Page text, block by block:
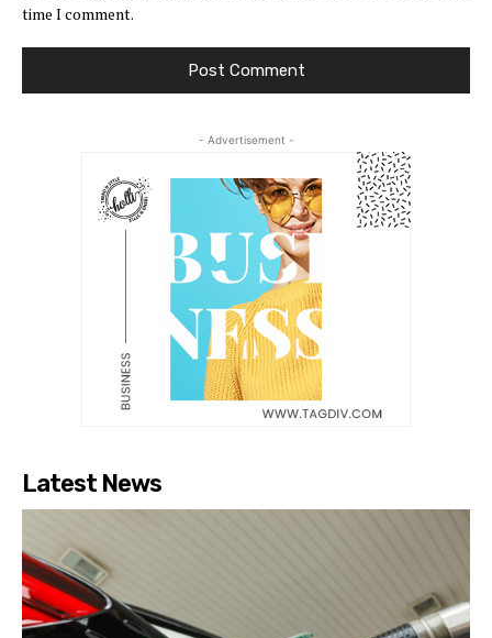
time I comment.
- Advertisement -
Latest News